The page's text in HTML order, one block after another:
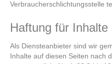
Verbraucherschlichtungsstelle
Haftung für Inhalte
Als Diensteanbieter sind wir
Inhalte auf diesen Seiten nach